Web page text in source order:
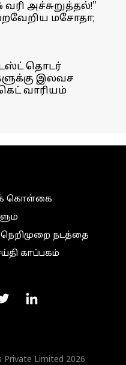
வரி அச்சுறுத்தல்!"
மசோதா;
தொடர்
இலவச
வாரியம்
கொள்கை
நெறிமுறை நடத்தை
காப்பகம்
Private Limited 2026